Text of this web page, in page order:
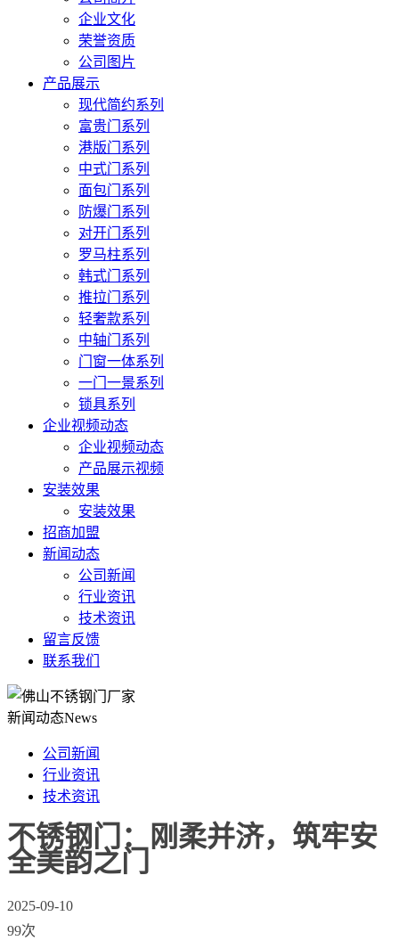
企业文化
荣誉资质
公司图片
产品展示
现代简约系列
富贵门系列
港版门系列
中式门系列
面包门系列
防爆门系列
对开门系列
罗马柱系列
韩式门系列
推拉门系列
轻奢款系列
中轴门系列
门窗一体系列
一门一景系列
锁具系列
企业视频动态
企业视频动态
产品展示视频
安装效果
安装效果
招商加盟
新闻动态
公司新闻
行业资讯
技术资讯
留言反馈
联系我们
新闻动态News
公司新闻
行业资讯
技术资讯
不锈钢门：刚柔并济，筑牢安
全美韵之门
2025-09-10
99次